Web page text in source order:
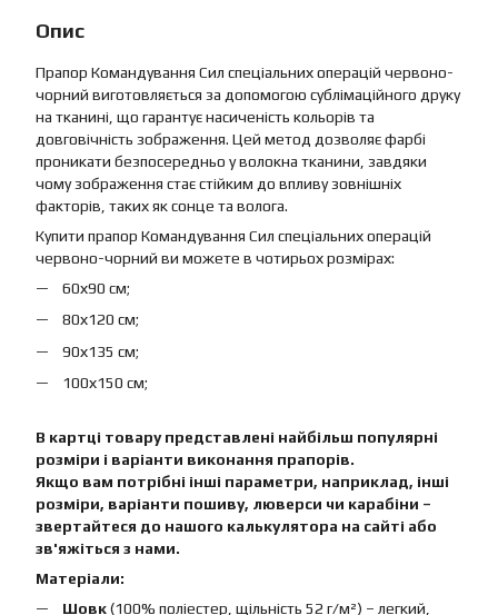
Опис
Прапор Командування Сил спеціальних операцій червоно-
чорний виготовляється за допомогою сублімаційного друку
на тканині, що гарантує насиченість кольорів та
довговічність зображення. Цей метод дозволяє фарбі
проникати безпосередньо у волокна тканини, завдяки
чому зображення стає стійким до впливу зовнішніх
факторів, таких як сонце та волога.
Купити прапор Командування Сил спеціальних операцій
червоно-чорний ви можете в чотирьох розмірах:
60х90 см;
80х120 см;
90х135 см;
100х150 см;
В картці товару представлені найбільш популярні
розміри і варіанти виконання прапорів.
Якщо вам потрібні інші параметри, наприклад, інші
розміри, варіанти пошиву, люверси чи карабіни –
звертайтеся до нашого калькулятора на сайті або
зв'яжіться з нами.
Матеріали:
Шовк(100% поліестер, щільність 52 г/м²) – легкий,